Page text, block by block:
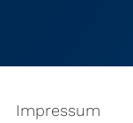
Impressum